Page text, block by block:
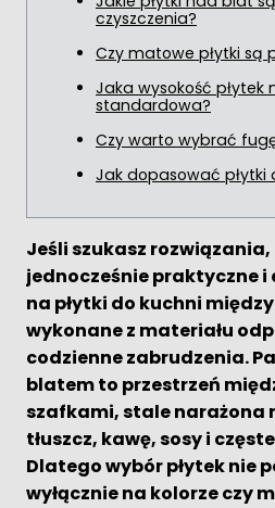
czyszczenia?
Czy matowe płytki są
Jaka wysokość
standardowa?
Czy warto wybrać
Jak dopasować
Jeśli szukasz
jednocześnie praktyczne
na płytki do kuchni
wykonane z materiału
codzienne zabrudzenia.
blatem to przestrzeń
szafkami, stale narażona
tłuszcz, kawę, sosy i
Dlatego wybór płytek nie
wyłącznie na kolorze czy